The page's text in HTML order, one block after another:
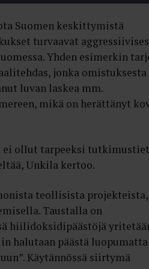
Suomen keskittymistä
turvaavat
Yhden esimerkin
jonka omistuksesta
luvan laskea mm.
mikä on herättänyt
ei ollut tarpeeksi
Unkila kertoo.
teollisista projekteista,
Taustalla on
hiilidoksidipäästöjä
halutaan päästä luopumatta
Käytännössä siirtymä